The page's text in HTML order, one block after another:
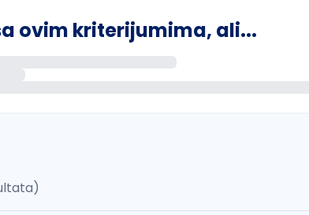
ovim kriterijumima, ali...